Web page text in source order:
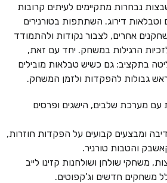
נבחרות מתקיימים לעיתים קרובות
וטבלאות דירוג. השתתפות בטורנירים
אחרים, לצבור נקודות ולהתמודד
הרגילות במשחק. יחד עם זאת,
בתקציב: גם כשיש טבלאות מובילים
גבולות להפקדות ולזמן המשחק.
עם מערכת שלבים, הישגים ופרסים
ומבצעים קבועים על הפקדות חוזרות,
והטבות טורניר.
משחקי שולחן ושולחנות קזינו לייב
משחקים חדשים וג'קפוטים.